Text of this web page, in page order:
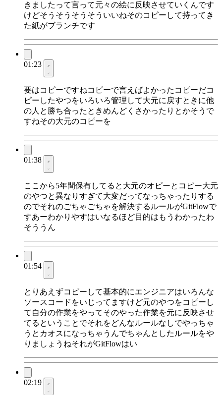
きましたって言って元々の絵に反映させていくんです
けどそうそうそうそういいねそのコピーして持ってき
た紙がブランチです
01:23
要はコピーですねコピーで言えばよかったコピーだコ
ピーしたやつをいろいろ管理して大元に戻すときに他
の人と勝ち合ったときめんどくさかったりとかそうで
すねその大元のコピーを
01:38
ここから5年間保有してると大元のオピーとコピー大元
のやつと異なりすぎて大変だってなっちゃったりする
のでそれのごちゃごちゃを解決するルールがGitFlowで
すあーわかりやすはいなるほど目的はもうわかったわ
そううん
01:54
とりあえずコピーして基本的にエンジニアはいろんな
ソースコードをいじってますけど元のやつをコピーし
て自分の作業をやってそのやった作業を元に反映させ
てるということでそれをどんなルールなしでやっちゃ
うとカオスになっちゃうんでちゃんとしたルールをや
りましょうねそれがGitFlowはい
02:19